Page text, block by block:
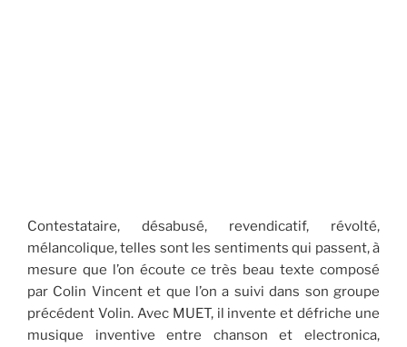
Contestataire, désabusé, revendicatif, révolté,
mélancolique, telles sont les sentiments qui passent, à
mesure que l’on écoute ce très beau texte composé
par Colin Vincent et que l’on a suivi dans son groupe
précédent Volin. Avec MUET, il invente et défriche une
musique inventive entre chanson et electronica,